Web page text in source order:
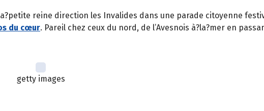
reine direction les Invalides dans une parade citoyenne
du cœur. Pareil chez ceux du nord, de l’Avesnois à?la?mer en
getty images